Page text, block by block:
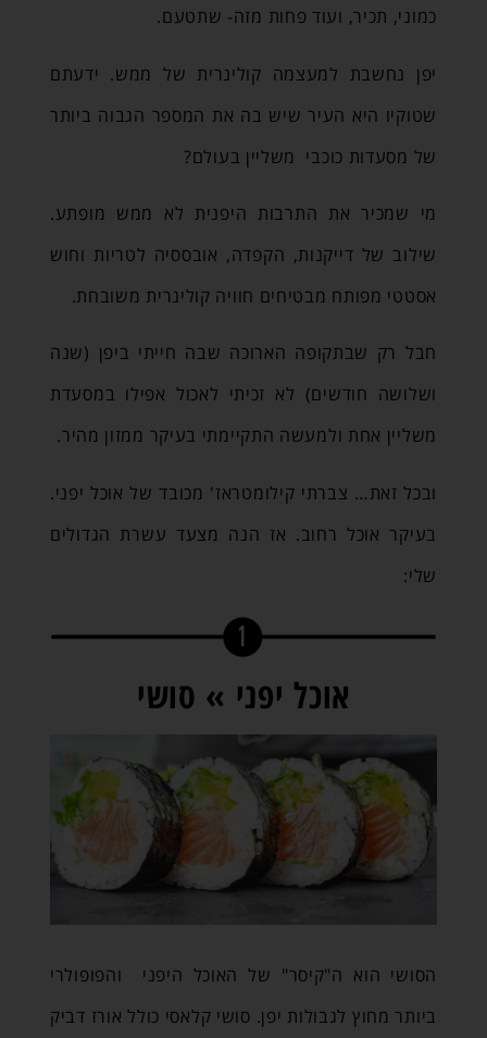
כמוני, תכיר, ועוד פחות מזה- שתטעם.
יפן נחשבת למעצמה קולינרית של ממש. ידעתם
שטוקיו היא העיר שיש בה את המספר הגבוה ביותר
של מסעדות כוכבי משליין בעולם?
מי שמכיר את התרבות היפנית לא ממש מופתע.
שילוב של דייקנות, הקפדה, אובססיה לטריות וחוש
אסטטי מפותח מבטיחים חוויה קולינרית משובחת.
חבל רק שבתקופה הארוכה שבה חייתי ביפן (שנה
ושלושה חודשים) לא זכיתי לאכול אפילו במסעדת
משליין אחת ולמעשה התקיימתי בעיקר ממזון מהיר.
ובכל זאת… צברתי קילומטראז' מכובד של אוכל יפני.
בעיקר אוכל רחוב. אז הנה מצעד עשרת הגדולים
שלי:
אוכל יפני » סושי
הסושי הוא ה"קיסר" של האוכל היפני והפופולרי
ביותר מחוץ לגבולות יפן. סושי קלאסי כולל אורז דביק